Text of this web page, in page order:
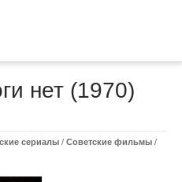
нет (1970)
сериалы / Советские фильмы /